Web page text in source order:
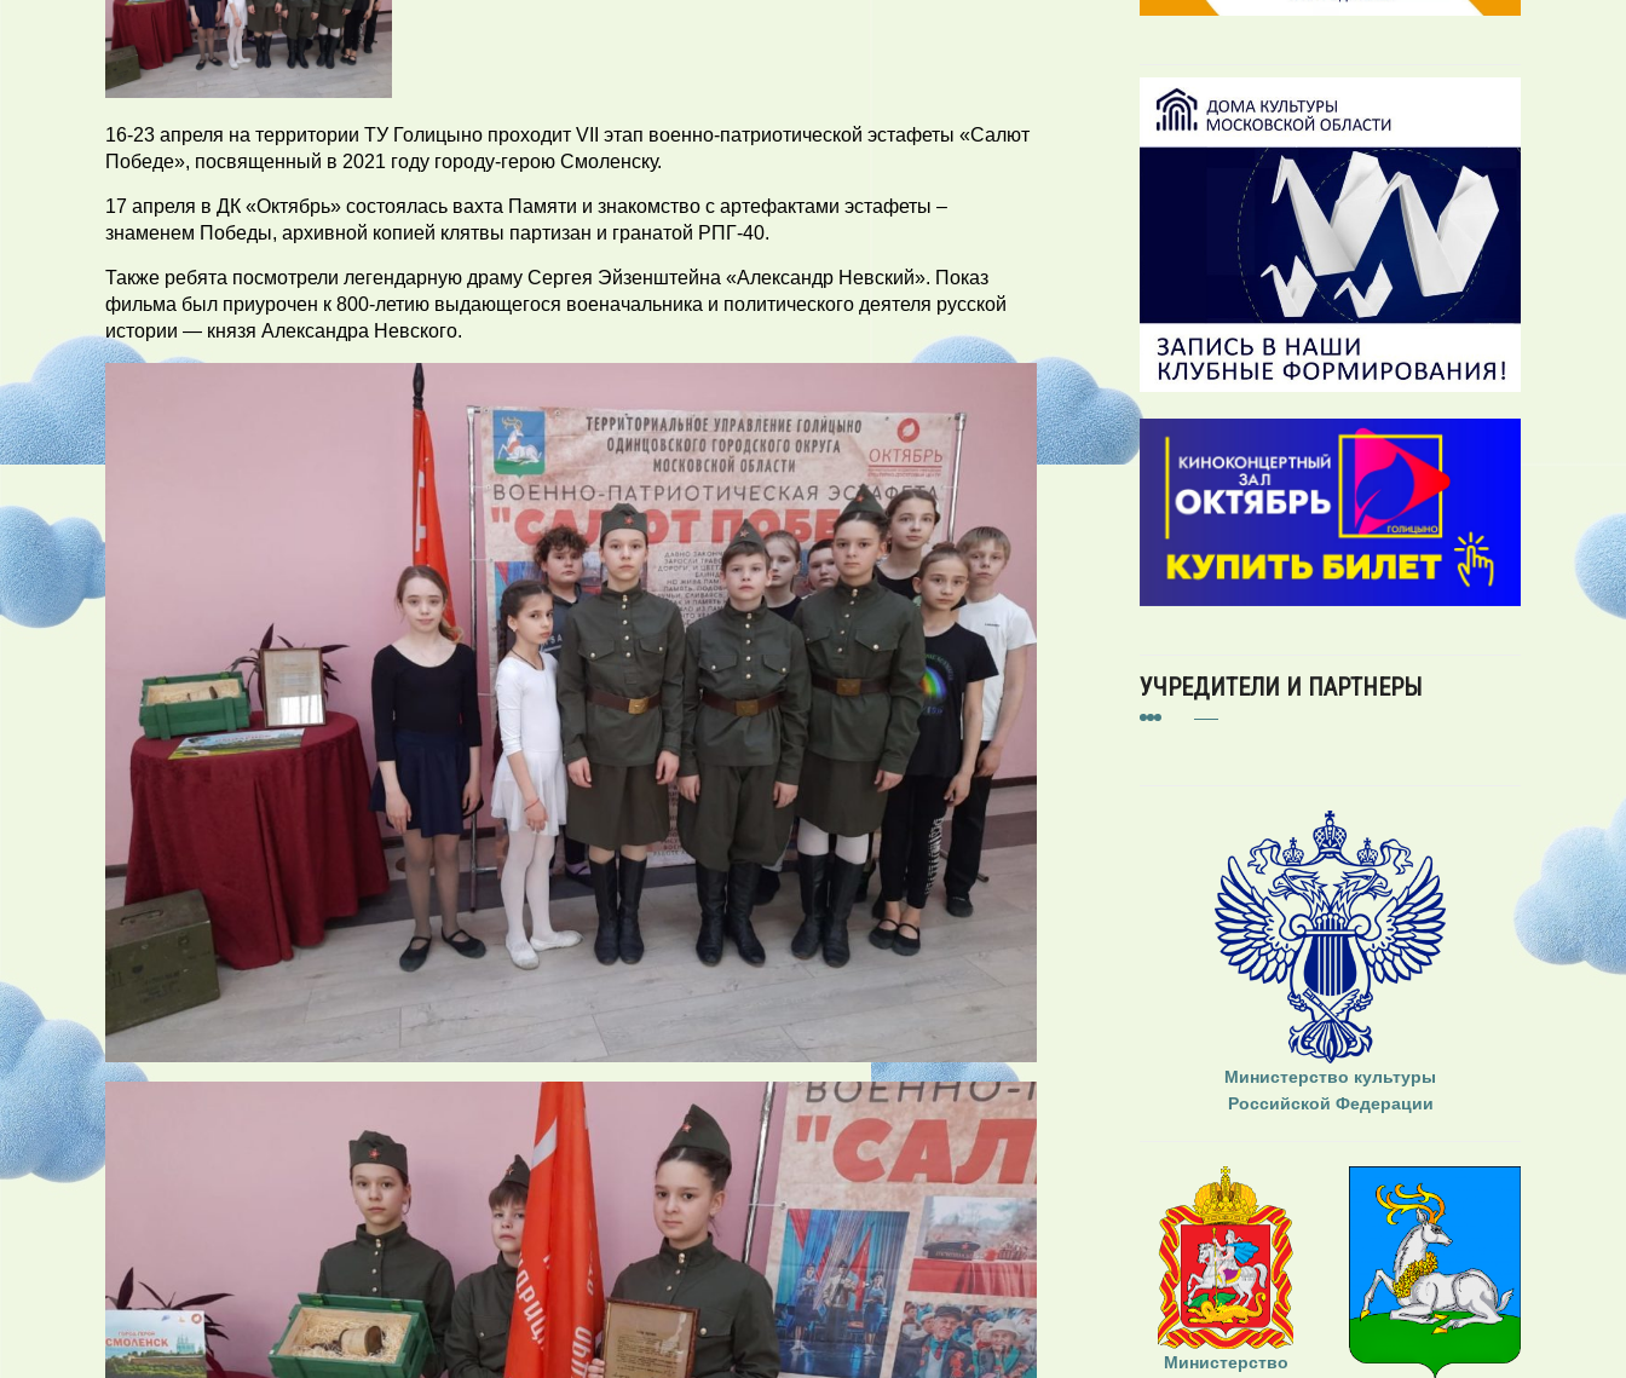
16-23 апреля на территории ТУ Голицыно проходит VII этап военно-патриотической эстафеты «Салют
Победе», посвященный в 2021 году городу-герою Смоленску.
17 апреля в ДК «Октябрь» состоялась вахта Памяти и знакомство с артефактами эстафеты –
знаменем Победы, архивной копией клятвы партизан и гранатой РПГ-40.
Также ребята посмотрели легендарную драму Сергея Эйзенштейна «Александр Невский». Показ
фильма был приурочен к 800-летию выдающегося военачальника и политического деятеля русской
истории — князя Александра Невского.
УЧРЕДИТЕЛИ И ПАРТНЕРЫ
Министерство культуры
Российской Федерации
Министерство